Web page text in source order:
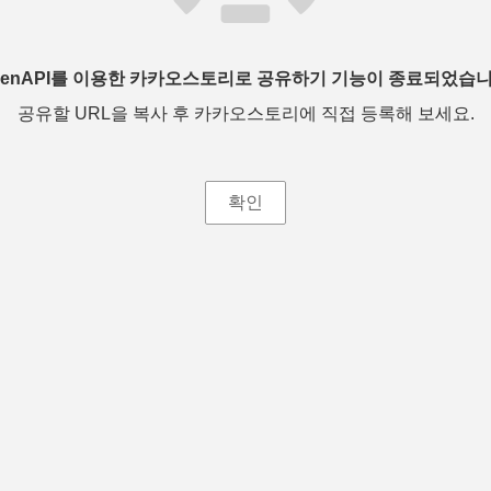
를 이용한 카카오스토리로 공유하기 기능이 종료되었습
공유할 URL을 복사 후 카카오스토리에 직접 등록해 보세요.
확인